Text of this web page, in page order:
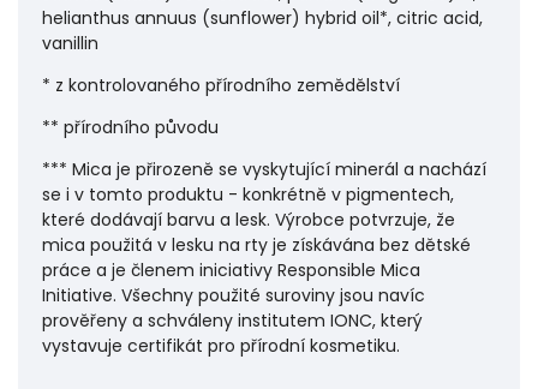
helianthus annuus (sunflower) hybrid oil*, citric acid,
vanillin
* z kontrolovaného přírodního zemědělství
** přírodního původu
*** Mica je přirozeně se vyskytující minerál a nachází
se i v tomto produktu - konkrétně v pigmentech,
které dodávají barvu a lesk. Výrobce potvrzuje, že
mica použitá v lesku na rty je získávána bez dětské
práce a je členem iniciativy Responsible Mica
Initiative. Všechny použité suroviny jsou navíc
prověřeny a schváleny institutem IONC, který
vystavuje certifikát pro přírodní kosmetiku.